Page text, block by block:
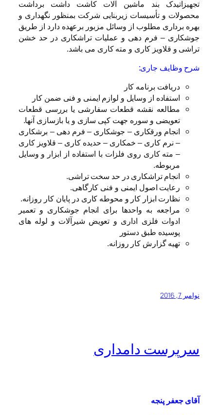
تجهیزاتیدک بند ماشین آلات کاشت داشت برداشت
محصولات و تأسیسات زیربنایی شرکت بمنظور نگهداری و
بهره برداری مطلوب از وسائل مزبور برعهده دارد از طریق
جوشکاری – فرم دهی و عملیات تراشکاری در حد خشن
تراشی و قلاویز کاری و مته کاری می باشد.
شرح وظایف جاری:
دریافت برنامه کار
استفاده از وسایل و لوازم ایمنی و فنی ضمن کار
مطالعه نقشه قطعات سفارشی یا بررسی قطعات
تعویضی و سوره جهت کپی سازی و یا بازسازی آنها.
انجام ورقکاری – جوشکاری – فرم دهی – برشکاری
– نرم کاری – خمکاری – حدیده کاری – قلاویز کاری
– مته کاری روی فلزات با استفاده از ابزار و وسایل
مربوطه.
انجام تراشکاری در حد سخت تراشی.
رعایت اصول ایمنی و فنی کارگاهی.
نظارت ابزار کار و محوطه کاری در پایان کار روزانه.
مراجعه به واحدها برای انجام جوشکاری و تعمیر
ادوات فلزی اداری و تعویض شیرآلات و لوله های
پوسیده طبق دستور
تهیه گزارش کار روزانه.
نوامبر 7, 2016
سرپرست دامداری
آقای جعفر پنجه